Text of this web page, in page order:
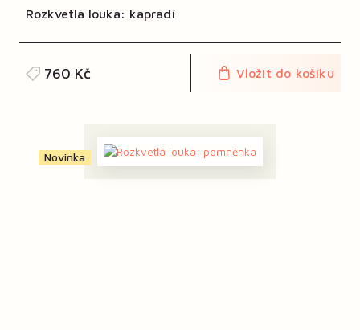
Rozkvetlá louka: kapradí
760 Kč Vložit do košíku
Novinka